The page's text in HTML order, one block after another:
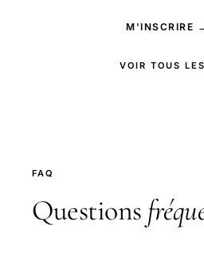
M'INSCRIRE
VOIR TOUS
FAQ
Questions